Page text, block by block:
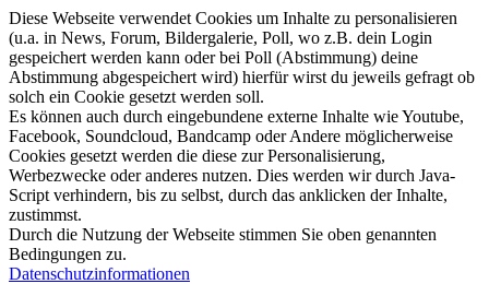
Diese Webseite verwendet Cookies um Inhalte zu personalisieren
(u.a. in News, Forum, Bildergalerie, Poll, wo z.B. dein Login
gespeichert werden kann oder bei Poll (Abstimmung) deine
Abstimmung abgespeichert wird) hierfür wirst du jeweils gefragt ob
solch ein Cookie gesetzt werden soll.
Es können auch durch eingebundene externe Inhalte wie Youtube,
Facebook, Soundcloud, Bandcamp oder Andere möglicherweise
Cookies gesetzt werden die diese zur Personalisierung,
Werbezwecke oder anderes nutzen. Dies werden wir durch Java-
Script verhindern, bis zu selbst, durch das anklicken der Inhalte,
zustimmst.
Durch die Nutzung der Webseite stimmen Sie oben genannten
Bedingungen zu.
Datenschutzinformationen